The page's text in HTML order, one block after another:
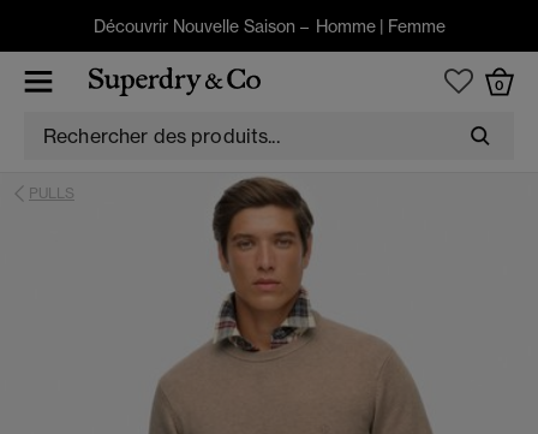
Découvrir Nouvelle Saison – Homme| Femme
0
PULLS